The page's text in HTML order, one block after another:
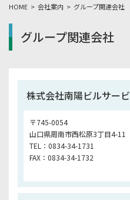
HOME 会社案内 グループ関連会社
グループ関連会社
株式会社南陽ビルサー
〒745-0054
山口県周南市西松原3丁目4-11
TEL： 0834-34-1731
FAX：0834-34-1732